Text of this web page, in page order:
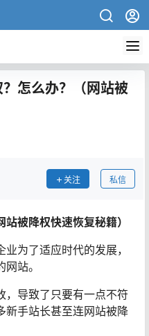
怎么办？（网站被
关注 私信
被降权快速恢复秘籍）
为了适应时代的发展，
站。
，导致了只要有一点不符
新手站长甚至连网站被降